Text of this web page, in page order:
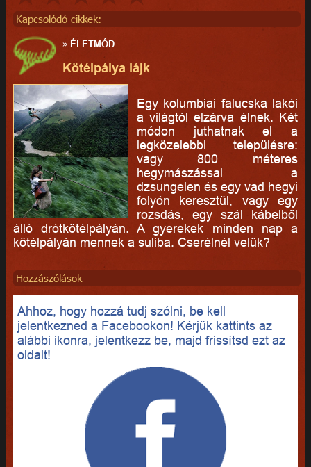
Kapcsolódó cikkek:
» ÉLETMÓD
Kötélpálya lájk
Egy kolumbiai falucska lakói
a világtól elzárva élnek. Két
módon juthatnak el a
legközelebbi településre:
vagy 800 méteres
hegymászással a
dzsungelen és egy vad hegyi
folyón keresztül, vagy egy
rozsdás, egy szál kábelből
álló drótkötélpályán. A gyerekek minden nap a
kötélpályán mennek a suliba. Cserélnél velük?
Hozzászólások
Ahhoz, hogy hozzá tudj szólni, be kell
jelentkezned a Facebookon! Kérjük kattints az
alábbi ikonra, jelentkezz be, majd frissítsd ezt az
oldalt!